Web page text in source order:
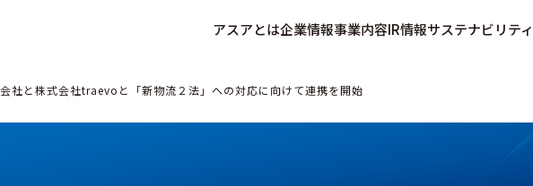
アスアとは企業情報事業内容IR情報サステナビリティ
社と株式会社traevoと「新物流２法」への対応に向けて連携を開始